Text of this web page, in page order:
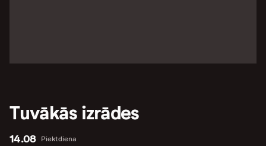
Tuvākās izrādes
Piektdiena
14.08